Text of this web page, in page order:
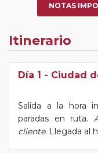
NOTAS
Itinerario
Día 1 - Ciudad
Salida a la hora
paradas en ruta.
cliente. Llegada al